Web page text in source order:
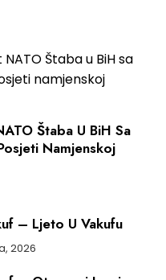
Štaba U BiH Sa
Namjenskoj
– Ljeto U Vakufu
2026